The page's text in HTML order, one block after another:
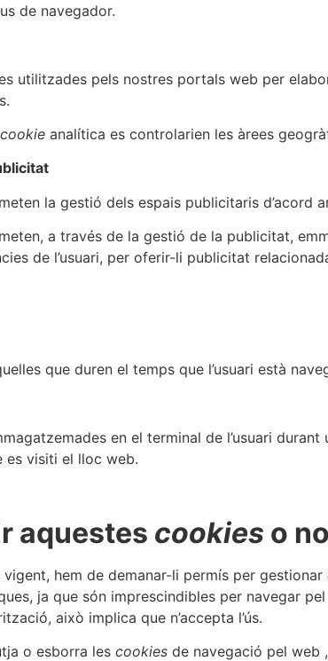
de navegador.
utilitzades pels nostres portals web per
cookie analítica es controlarien les àrees
la gestió dels espais publicitaris d’acord
a través de la gestió de la publicitat,
de l’usuari, per oferir-li publicitat
que duren el temps que l’usuari està
en el terminal de l’usuari
es visiti el lloc web.
aquestes cookies o
hem de demanar-li permís per gestionar
ja que són imprescindibles per navegar
això implica que n’accepta l’ús.
o esborra les cookies de navegació pel web